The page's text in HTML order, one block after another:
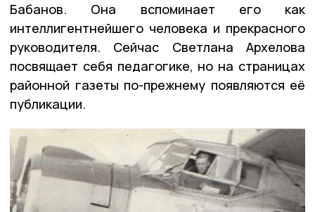
Бабанов. Она вспоминает его как
интеллигентнейшего человека и прекрасного
руководителя. Сейчас Светлана Архелова
посвящает себя педагогике, но на страницах
районной газеты по-прежнему появляются её
публикации.